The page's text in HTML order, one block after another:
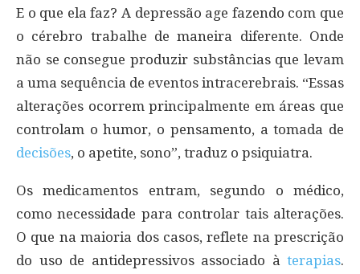
E o que ela faz? A depressão age fazendo com que
o cérebro trabalhe de maneira diferente. Onde
não se consegue produzir substâncias que levam
a uma sequência de eventos intracerebrais. “Essas
alterações ocorrem principalmente em áreas que
controlam o humor, o pensamento, a tomada de
decisões, o apetite, sono”, traduz o psiquiatra.
Os medicamentos entram, segundo o médico,
como necessidade para controlar tais alterações.
O que na maioria dos casos, reflete na prescrição
do uso de antidepressivos associado à terapias.